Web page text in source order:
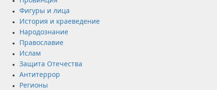
Фигуры и лица
История и краеведение
Народознание
Православие
Ислам
Защита Отечества
Антитеррор
Регионы